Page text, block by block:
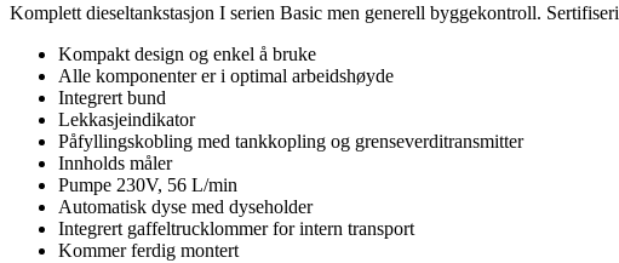
Komplett dieseltankstasjon I serien Basic men generell byggekontroll.
Kompakt design og enkel å bruke
Alle komponenter er i optimal arbeidshøyde
Integrert bund
Lekkasjeindikator
Påfyllingskobling med tankkopling og grenseverditransmitter
Innholds måler
Pumpe 230V, 56 L/min
Automatisk dyse med dyseholder
Integrert gaffeltrucklommer for intern transport
Kommer ferdig montert